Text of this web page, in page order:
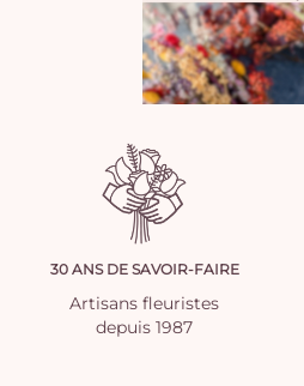
30 ANS DE SAVOIR-FAIRE
Artisans fleuristes
depuis 1987